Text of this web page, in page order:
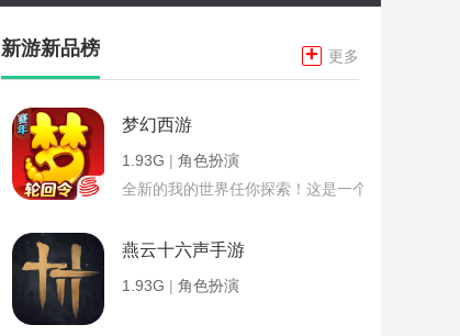
新游新品榜 + 更多
梦幻西游
1.93G | 角色扮演
全新的我的世界任你探索！这是一个小提示字段。
燕云十六声手游
1.93G | 角色扮演